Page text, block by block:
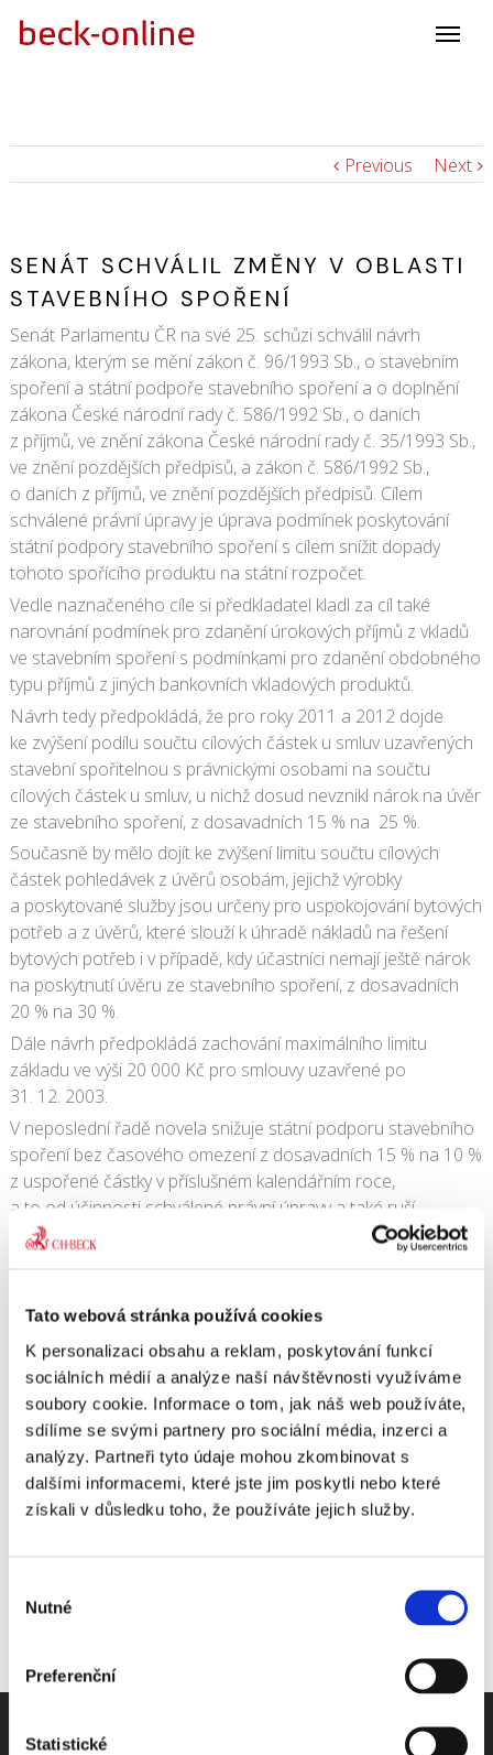
Tato webová stránka používá cookies
K personalizaci obsahu a reklam, poskytování funkcí
sociálních médií a analýze naší návštěvnosti využíváme
soubory cookie. Informace o tom, jak náš web používáte,
sdílíme se svými partnery pro sociální média, inzerci a
analýzy. Partneři tyto údaje mohou zkombinovat s
dalšími informacemi, které jste jim poskytli nebo které
získali v důsledku toho, že používáte jejich služby.
souhlasu
Nutné
Preferenční
Statistické
Previous Next
SENÁT SCHVÁLIL ZMĚNY V OBLASTI
STAVEBNÍHO SPOŘENÍ
Senát Parlamentu ČR na své 25. schůzi schválil návrh
zákona, kterým se mění zákon č. 96/1993 Sb., o stavebním
spoření a státní podpoře stavebního spoření a o doplnění
zákona České národní rady č. 586/1992 Sb., o daních
z příjmů, ve znění zákona České národní rady č. 35/1993 Sb.,
ve znění pozdějších předpisů, a zákon č. 586/1992 Sb.,
o daních z příjmů, ve znění pozdějších předpisů. Cílem
schválené právní úpravy je úprava podmínek poskytování
státní podpory stavebního spoření s cílem snížit dopady
tohoto spořícího produktu na státní rozpočet.
Vedle naznačeného cíle si předkladatel kladl za cíl také
narovnání podmínek pro zdanění úrokových příjmů z vkladů
ve stavebním spoření s podmínkami pro zdanění obdobného
typu příjmů z jiných bankovních vkladových produktů.
Návrh tedy předpokládá, že pro roky 2011 a 2012 dojde
ke zvýšení podílu součtu cílových částek u smluv uzavřených
stavební spořitelnou s právnickými osobami na součtu
cílových částek u smluv, u nichž dosud nevznikl nárok na úvěr
ze stavebního spoření, z dosavadních 15 % na 25 %.
Současně by mělo dojít ke zvýšení limitu součtu cílových
částek pohledávek z úvěrů osobám, jejichž výrobky
a poskytované služby jsou určeny pro uspokojování bytových
potřeb a z úvěrů, které slouží k úhradě nákladů na řešení
bytových potřeb i v případě, kdy účastníci nemají ještě nárok
na poskytnutí úvěru ze stavebního spoření, z dosavadních
20 % na 30 %.
Dále návrh předpokládá zachování maximálního limitu
základu ve výši 20 000 Kč pro smlouvy uzavřené po
31. 12. 2003.
V neposlední řadě novela snižuje státní podporu stavebního
spoření bez časového omezení z dosavadních 15 % na 10 %
z uspořené částky v příslušném kalendářním roce,
a to od účinnosti schválené právní úpravy a také ruší
osvobození od daně z příjmu fyzických osob z úroků z vkladů
ze stavebního spoření, včetně úroků ze státního příspěvku.
15. 11. 2010 OBSAH
Share This Story, Choose Your Platform!